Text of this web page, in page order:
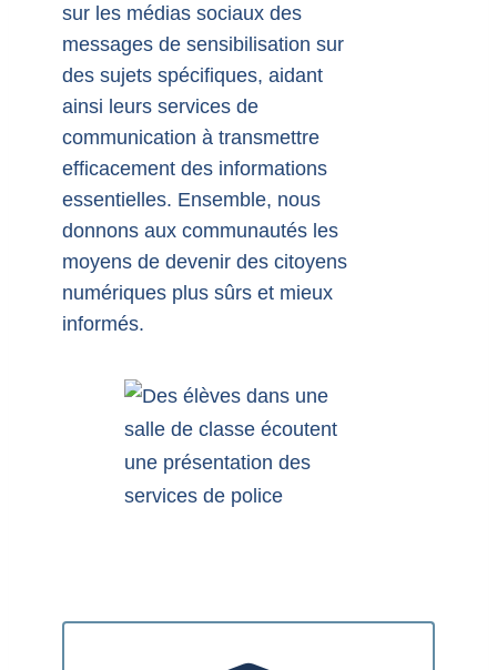
sur les médias sociaux des
messages de sensibilisation sur
des sujets spécifiques, aidant
ainsi leurs services de
communication à transmettre
efficacement des informations
essentielles. Ensemble, nous
donnons aux communautés les
moyens de devenir des citoyens
numériques plus sûrs et mieux
informés.